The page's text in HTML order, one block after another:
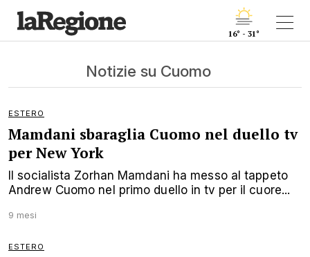
16° - 31°
Notizie su Cuomo
ESTERO
Mamdani sbaraglia Cuomo nel duello tv
per New York
Il socialista Zorhan Mamdani ha messo al tappeto
Andrew Cuomo nel primo duello in tv per il cuore...
9 mesi
ESTERO